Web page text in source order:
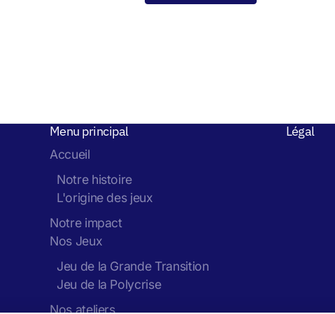
Menu principal
Accueil
Notre histoire
L'origine des jeux
Notre impact
Nos Jeux
Jeu de la Grande Transition
Jeu de la Polycrise
Nos ateliers
Légal